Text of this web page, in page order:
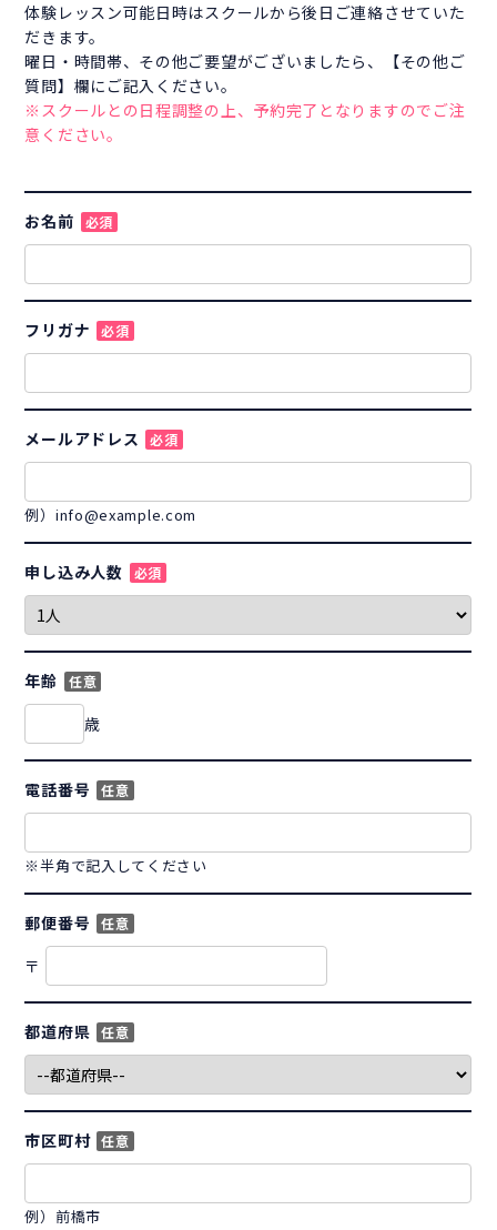
体験レッスン可能日時はスクールから後日ご連絡させていた
だきます。
曜日・時間帯、その他ご要望がございましたら、【その他ご
質問】欄にご記入ください。
※スクールとの日程調整の上、予約完了となりますのでご注
意ください。
お名前 必須
フリガナ 必須
メールアドレス 必須
例）info@example.com
申し込み人数 必須
年齢 任意
歳
電話番号 任意
※半角で記入してください
郵便番号 任意
〒
都道府県 任意
市区町村 任意
例）前橋市